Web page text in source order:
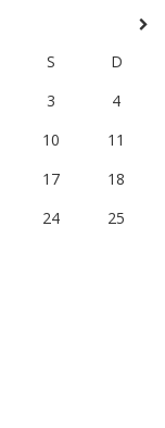
S
D
3
4
10
11
17
18
24
25